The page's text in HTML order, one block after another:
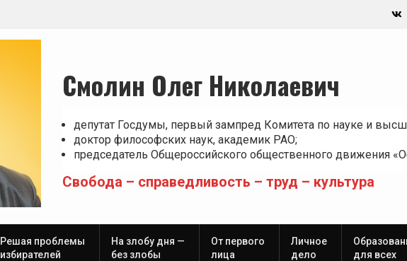
Смолин Олег Николаевич
депутат Госдумы, первый зампред Комитета по науке и
доктор философских наук, академик РАО;
председатель Общероссийского общественного движения
Свобода – справедливость – труд – культура
Решая проблемы
избирателей
На злобу дня —
без злобы
От первого
лица
Личное
дело
для всех